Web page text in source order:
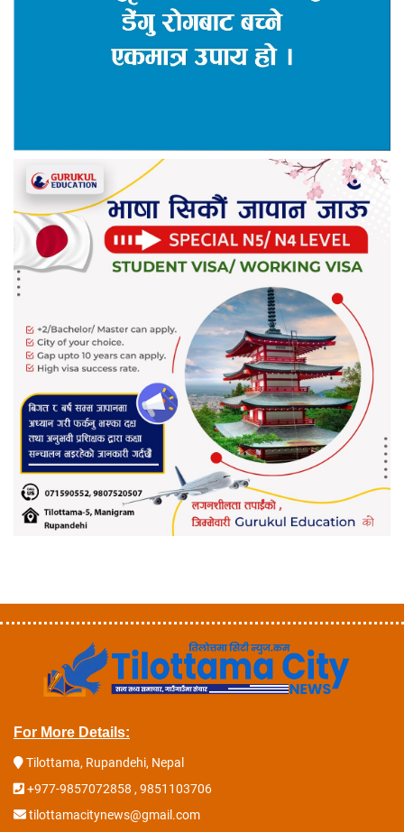
For More Details:
Tilottama, Rupandehi, Nepal
+977-9857072858 , 9851103706
tilottamacitynews@gmail.com